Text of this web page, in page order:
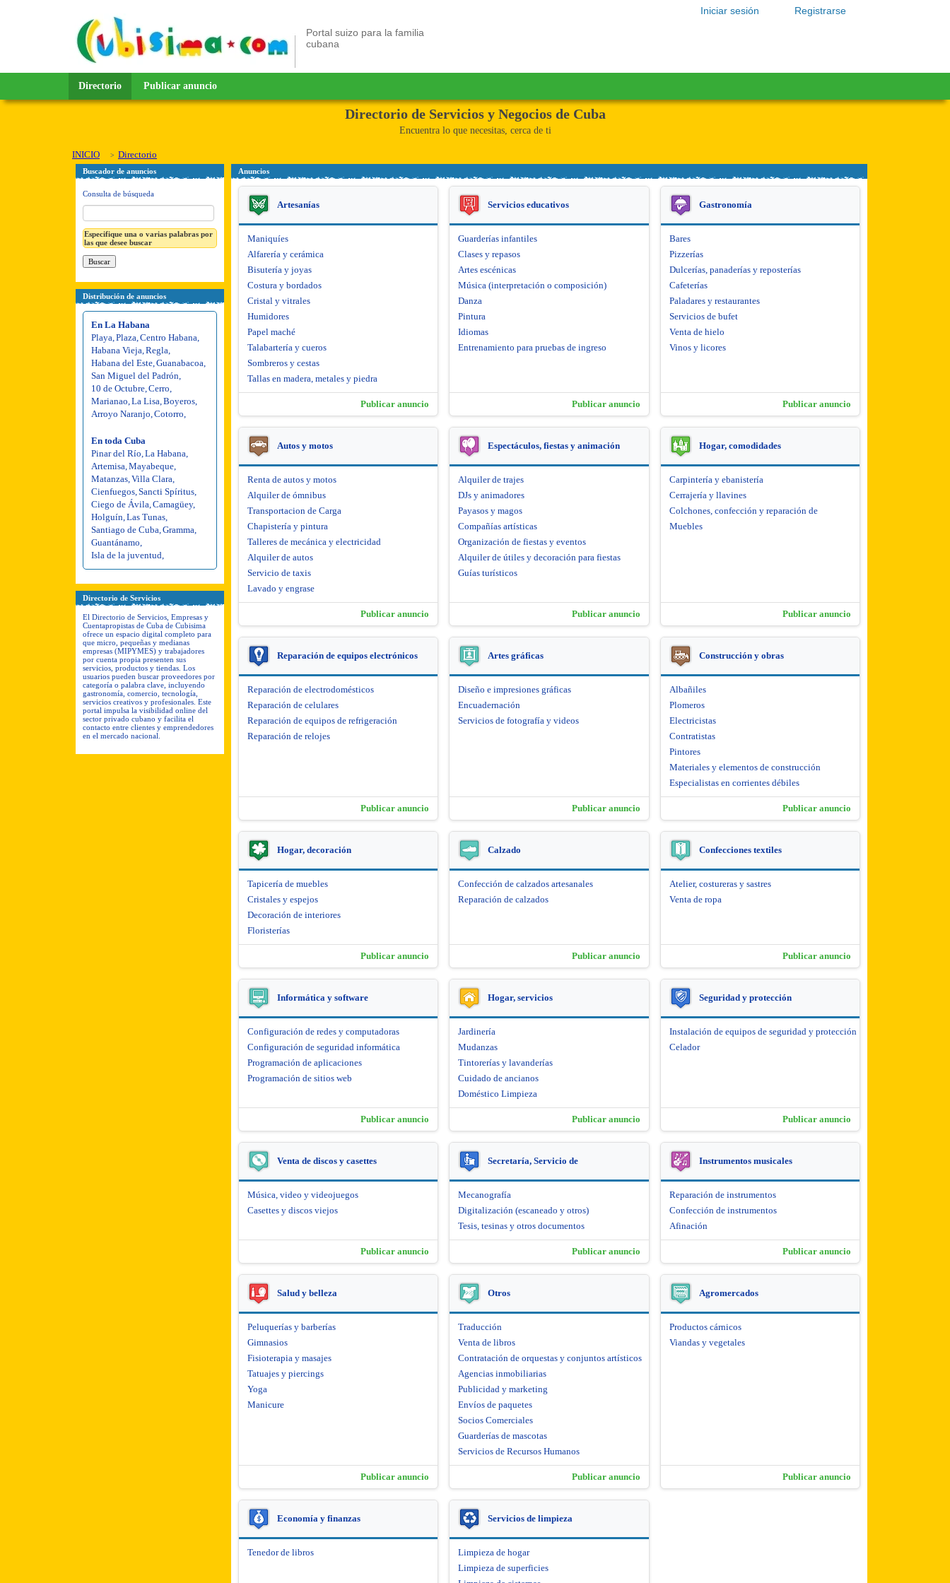
Registrarse
Iniciar sesión
Portal suizo para la familia
cubana
Directorio Publicar anuncio
Directorio de Servicios y Negocios de Cuba
Encuentra lo que necesitas, cerca de ti
INICIO Directorio
Buscador de anuncios
Consulta de búsqueda
Especifique una o varias palabras por
las que desee buscar
Distribución de anuncios
En La Habana
Playa Plaza Centro Habana
Habana Vieja Regla
Habana del Este Guanabacoa
San Miguel del Padrón
10 de Octubre Cerro
Marianao La Lisa Boyeros
Arroyo Naranjo Cotorro
En toda Cuba
Pinar del Río La Habana
Artemisa Mayabeque
Matanzas Villa Clara
Cienfuegos Sancti Spíritus
Ciego de Ávila Camagüey,
Holguín Las Tunas
Santiago de Cuba Gramma
Guantánamo
Isla de la juventud
Directorio de Servicios
El Directorio de Servicios, Empresas y
Cuentapropistas de Cuba de Cubisima
ofrece un espacio digital completo para
que micro, pequeñas y medianas
empresas (MIPYMES) y trabajadores
por cuenta propia presenten sus
servicios, productos y tiendas. Los
usuarios pueden buscar proveedores por
categoría o palabra clave, incluyendo
gastronomía, comercio, tecnología,
servicios creativos y profesionales. Este
portal impulsa la visibilidad online del
sector privado cubano y facilita el
contacto entre clientes y emprendedores
en el mercado nacional.
Anuncios
Artesanías
Maniquíes
Alfarería y cerámica
Bisutería y joyas
Costura y bordados
Cristal y vitrales
Humidores
Papel maché
Talabartería y cueros
Sombreros y cestas
Tallas en madera, metales y piedra
Publicar anuncio
Servicios educativos
Guarderías infantiles
Clases y repasos
Artes escénicas
Música (interpretación o composición)
Danza
Pintura
Idiomas
Entrenamiento para pruebas de ingreso
Publicar anuncio
Gastronomía
Bares
Pizzerías
Dulcerías, panaderías y reposterías
Cafeterías
Paladares y restaurantes
Servicios de bufet
Venta de hielo
Vinos y licores
Publicar anuncio
Autos y motos
Renta de autos y motos
Alquiler de ómnibus
Transportacion de Carga
Chapistería y pintura
Talleres de mecánica y electricidad
Alquiler de autos
Servicio de taxis
Lavado y engrase
Publicar anuncio
Espectáculos, fiestas y animación
Alquiler de trajes
DJs y animadores
Payasos y magos
Compañías artísticas
Organización de fiestas y eventos
Alquiler de útiles y decoración para fiestas
Guías turísticos
Publicar anuncio
Hogar, comodidades
Carpintería y ebanistería
Cerrajería y llavines
Colchones, confección y reparación de
Muebles
Publicar anuncio
Reparación de equipos electrónicos
Reparación de electrodomésticos
Reparación de celulares
Reparación de equipos de refrigeración
Reparación de relojes
Publicar anuncio
Artes gráficas
Diseño e impresiones gráficas
Encuadernación
Servicios de fotografía y videos
Publicar anuncio
Construcción y obras
Albañiles
Plomeros
Electricistas
Contratistas
Pintores
Materiales y elementos de construcción
Especialistas en corrientes débiles
Publicar anuncio
Hogar, decoración
Tapicería de muebles
Cristales y espejos
Decoración de interiores
Floristerías
Publicar anuncio
Calzado
Confección de calzados artesanales
Reparación de calzados
Publicar anuncio
Confecciones textiles
Atelier, costureras y sastres
Venta de ropa
Publicar anuncio
Informática y software
Configuración de redes y computadoras
Configuración de seguridad informática
Programación de aplicaciones
Programación de sitios web
Publicar anuncio
Hogar, servicios
Jardinería
Mudanzas
Tintorerías y lavanderías
Cuidado de ancianos
Doméstico Limpieza
Publicar anuncio
Seguridad y protección
Instalación de equipos de seguridad y protección
Celador
Publicar anuncio
Venta de discos y casettes
Música, video y videojuegos
Casettes y discos viejos
Publicar anuncio
Secretaría, Servicio de
Mecanografía
Digitalización (escaneado y otros)
Tesis, tesinas y otros documentos
Publicar anuncio
Instrumentos musicales
Reparación de instrumentos
Confección de instrumentos
Afinación
Publicar anuncio
Salud y belleza
Peluquerías y barberías
Gimnasios
Fisioterapia y masajes
Tatuajes y piercings
Yoga
Manicure
Publicar anuncio
Otros
Traducción
Venta de libros
Contratación de orquestas y conjuntos artísticos
Agencias inmobiliarias
Publicidad y marketing
Envíos de paquetes
Socios Comerciales
Guarderías de mascotas
Servicios de Recursos Humanos
Publicar anuncio
Agromercados
Productos cárnicos
Viandas y vegetales
Publicar anuncio
Economía y finanzas
Tenedor de libros
Servicios de limpieza
Limpieza de hogar
Limpieza de superficies